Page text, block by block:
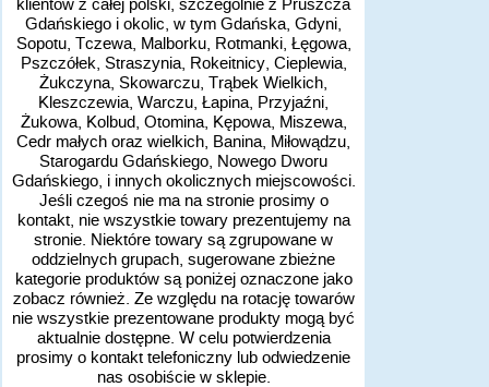
klientów z całej polski, szczególnie z Pruszcza
Gdańskiego i okolic, w tym Gdańska, Gdyni,
Sopotu, Tczewa, Malborku, Rotmanki, Łęgowa,
Pszczółek, Straszynia, Rokeitnicy, Cieplewia,
Żukczyna, Skowarczu, Trąbek Wielkich,
Kleszczewia, Warczu, Łapina, Przyjaźni,
Żukowa, Kolbud, Otomina, Kępowa, Miszewa,
Cedr małych oraz wielkich, Banina, Miłowądzu,
Starogardu Gdańskiego, Nowego Dworu
Gdańskiego, i innych okolicznych miejscowości.
Jeśli czegoś nie ma na stronie prosimy o
kontakt, nie wszystkie towary prezentujemy na
stronie. Niektóre towary są zgrupowane w
oddzielnych grupach, sugerowane zbieżne
kategorie produktów są poniżej oznaczone jako
zobacz również. Ze względu na rotację towarów
nie wszystkie prezentowane produkty mogą być
aktualnie dostępne. W celu potwierdzenia
prosimy o kontakt telefoniczny lub odwiedzenie
nas osobiście w sklepie.